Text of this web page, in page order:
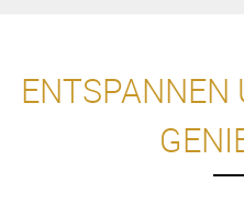
ENTSPANNEN